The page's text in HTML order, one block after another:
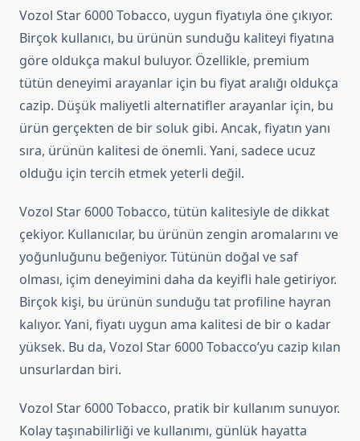
Vozol Star 6000 Tobacco, uygun fiyatıyla öne çıkıyor.
Birçok kullanıcı, bu ürünün sunduğu kaliteyi fiyatına
göre oldukça makul buluyor. Özellikle, premium
tütün deneyimi arayanlar için bu fiyat aralığı oldukça
cazip. Düşük maliyetli alternatifler arayanlar için, bu
ürün gerçekten de bir soluk gibi. Ancak, fiyatın yanı
sıra, ürünün kalitesi de önemli. Yani, sadece ucuz
olduğu için tercih etmek yeterli değil.
Vozol Star 6000 Tobacco, tütün kalitesiyle de dikkat
çekiyor. Kullanıcılar, bu ürünün zengin aromalarını ve
yoğunluğunu beğeniyor. Tütünün doğal ve saf
olması, içim deneyimini daha da keyifli hale getiriyor.
Birçok kişi, bu ürünün sunduğu tat profiline hayran
kalıyor. Yani, fiyatı uygun ama kalitesi de bir o kadar
yüksek. Bu da, Vozol Star 6000 Tobacco’yu cazip kılan
unsurlardan biri.
Vozol Star 6000 Tobacco, pratik bir kullanım sunuyor.
Kolay taşınabilirliği ve kullanımı, günlük hayatta